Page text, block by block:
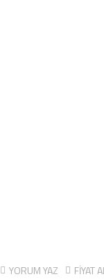
YORUM YAZ FİYAT